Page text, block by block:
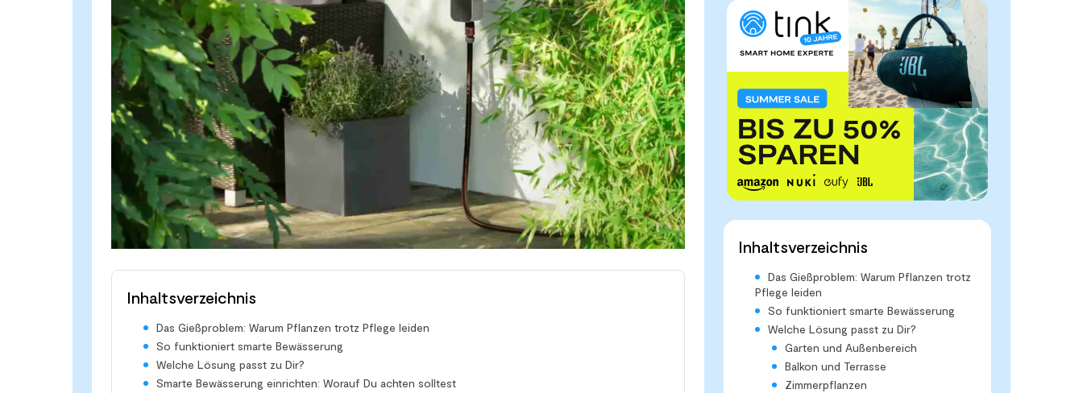
Inhaltsverzeichnis
Das Gießproblem: Warum Pflanzen trotz Pflege leiden
So funktioniert smarte Bewässerung
Welche Lösung passt zu Dir?
Smarte Bewässerung einrichten: Worauf Du achten solltest
Inhaltsverzeichnis
Das Gießproblem: Warum Pflanzen trotz
Pflege leiden
So funktioniert smarte Bewässerung
Welche Lösung passt zu Dir?
Garten und Außenbereich
Balkon und Terrasse
Zimmerpflanzen